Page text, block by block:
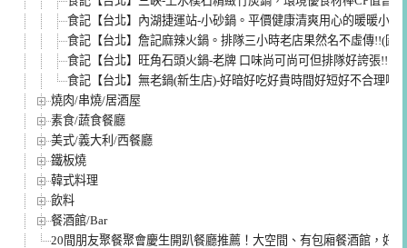
食記【台北】內湖捷運站-小砂鍋。平價健康清爽用心的暖暖小火
食記【台北】詹記麻辣火鍋。排隊三小時老店果然名不虛傳!!(圖
食記【台北】旺角石頭火鍋-老牌 口味尚可尚可但排隊好誇張!!
食記【台北】無老鍋(新生店)-好暗好吃好貴時間好短好不合理啊!
燒肉/串燒/居酒屋
素食/蔬食餐廳
美式/義大利/西餐廳
鐵板燒
韓式料理
飲料
餐酒館/Bar
20間朋友聚餐聚會慶生開趴餐廳推薦！大空間、有包廂餐酒館，好